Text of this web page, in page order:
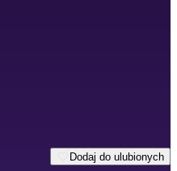
Dodaj do ulubionych